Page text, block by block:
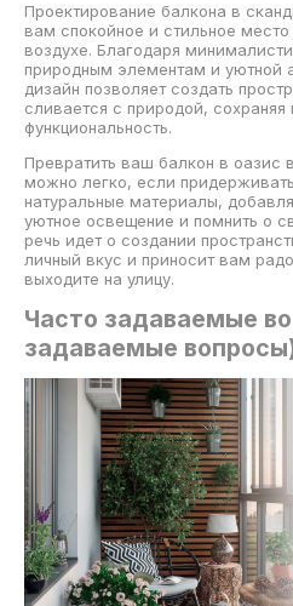
Проектирование балкона в
вам спокойное и стильное
воздухе. Благодаря
природным элементам и уютной
дизайн позволяет создать
сливается с природой,
функциональность.
Превратить ваш балкон в оазис
можно легко, если
натуральные материалы,
уютное освещение и помнить о
речь идет о создании
личный вкус и приносит вам
выходите на улицу.
Часто задаваемые
задаваемые